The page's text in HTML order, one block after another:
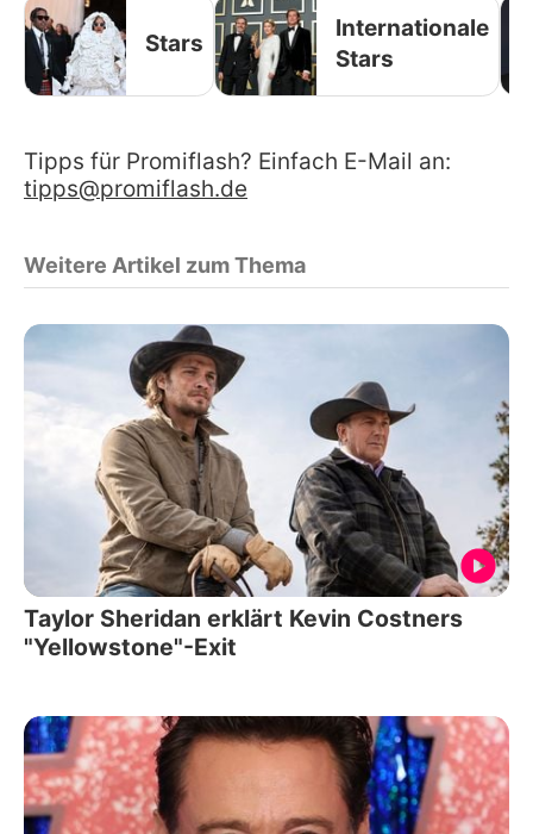
Stars
Internationale
Stars
Tipps für Promiflash? Einfach E-Mail an:
tipps@promiflash.de
Weitere Artikel zum Thema
Taylor Sheridan erklärt Kevin Costners
"Yellowstone"-Exit